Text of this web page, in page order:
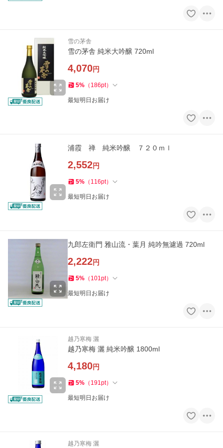
雪の茅舎
雪の茅舎 純米大吟醸 720ml
4,070円
5% （ 186pt）
最短明日お届け
浦霞 禅 純米吟醸 ７２０ｍｌ
2,552円
5% （ 116pt）
最短明日お届け
九郎左衛門 雅山流・葉月 純吟無濾過 720ml
2,222円
5% （ 101pt）
最短明日お届け
越乃寒梅 灑
越乃寒梅 灑 純米吟醸 1800ml
4,180円
5% （ 191pt）
最短明日お届け
越乃寒梅 灑